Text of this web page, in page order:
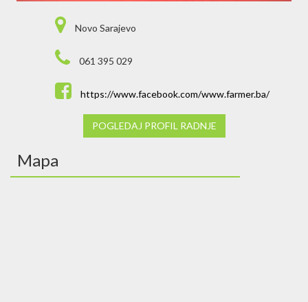
Novo Sarajevo
061 395 029
https://www.facebook.com/www.farmer.ba/
POGLEDAJ PROFIL RADNJE
Mapa